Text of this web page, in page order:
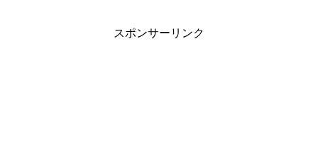
スポンサーリンク